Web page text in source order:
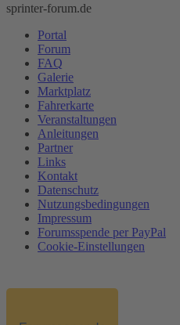
sprinter-forum.de
Portal
Forum
FAQ
Galerie
Marktplatz
Fahrerkarte
Veranstaltungen
Anleitungen
Partner
Links
Kontakt
Datenschutz
Nutzungsbedingungen
Impressum
Forumsspende per PayPal
Cookie-Einstellungen